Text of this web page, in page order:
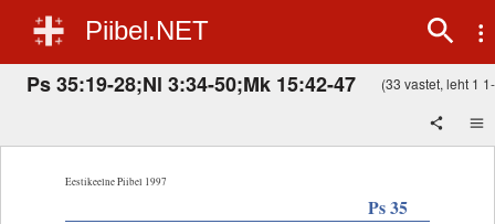
Piibel.NET
Ps 35:19-28;Nl 3:34-50;Mk 15:42-47 (33 vastet, leht 1
Eestikeelne Piibel 1997
Ps 35